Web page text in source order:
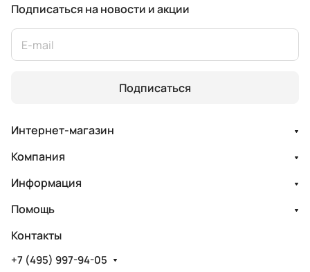
Подписаться на новости и акции
Подписаться
Интернет-магазин
Компания
Информация
Помощь
Контакты
+7 (495) 997-94-05